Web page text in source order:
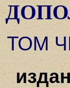
ТОМ